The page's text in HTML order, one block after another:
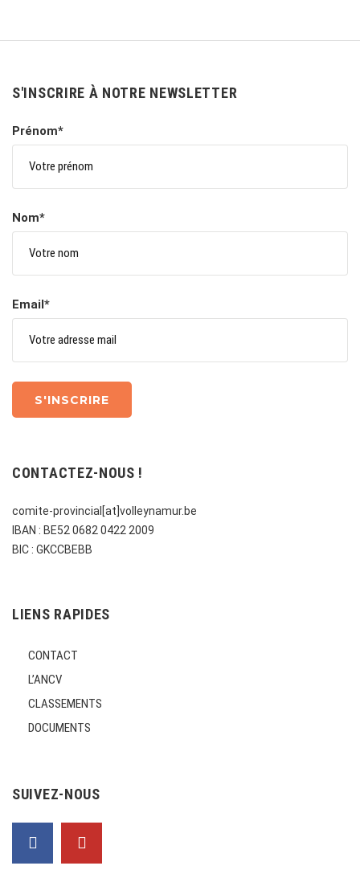
S'INSCRIRE À NOTRE NEWSLETTER
Prénom*
Nom*
Email*
CONTACTEZ-NOUS !
comite-provincial[at]volleynamur.be
IBAN : BE52 0682 0422 2009
BIC : GKCCBEBB
LIENS RAPIDES
CONTACT
L’ANCV
CLASSEMENTS
DOCUMENTS
SUIVEZ-NOUS